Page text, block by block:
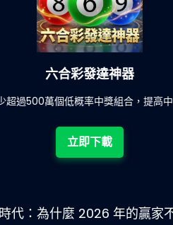
六合彩發達神器
個低概率中獎組合，提高中獎率
代：為什麼 2026 年的贏家